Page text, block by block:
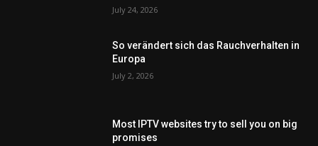
July 24, 2026
So verändert sich das Rauchverhalten in
Europa
July 2, 2026
Most IPTV websites try to sell you on big
promises